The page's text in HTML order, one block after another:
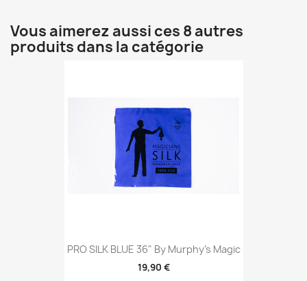
Vous aimerez aussi ces 8 autres
produits dans la catégorie
PRO SILK BLUE 36" By Murphy's Magic
19,90 €